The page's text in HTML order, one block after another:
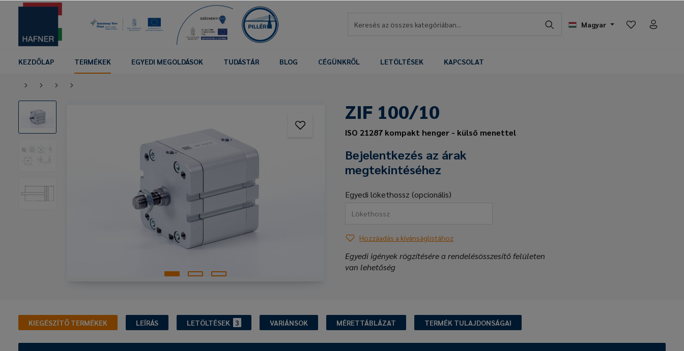
Magyar
KEZDŐLAP TERMÉKEK EGYEDI MEGOLDÁSOK TUDÁSTÁR BLOG CÉGÜNKRŐL LETÖLTÉSEK KAPCSOLAT
ZIF 100/10
ISO 21287 kompakt henger - külső menettel
Bejelentkezés az árak
megtekintéséhez
Egyedi lökethossz (opcionális)
Hozzáadás a kívánságlistához
Egyedi igények rögzítésére a rendelésösszesítő felületen
van lehetőség
KIEGÉSZÍTŐ TERMÉKEK LEÍRÁS LETÖLTÉSEK 3 VARIÁNSOK MÉRETTÁBLÁZAT TERMÉK TULAJDONSÁGAI